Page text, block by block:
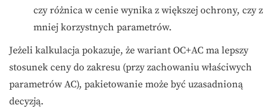
czy różnica w cenie wynika z większej ochrony, czy z
mniej korzystnych parametrów.
Jeżeli kalkulacja pokazuje, że wariant OC+AC ma lepszy
stosunek ceny do zakresu (przy zachowaniu właściwych
parametrów AC), pakietowanie może być uzasadnioną
decyzją.